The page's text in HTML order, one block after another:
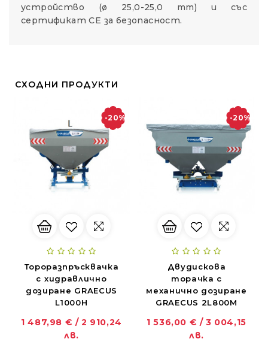
устройство (ø 25,0-25,0 mm) и със
сертификат СЕ за безопасност.
СХОДНИ ПРОДУКТИ
-20%
Тороразпръсквачка
с хидравлично
дозиране GRAECUS
L1000H
1 487,98 € / 2 910,24
лв.
-20%
Двудискова
торачка с
механично дозиране
GRAECUS 2L800M
1 536,00 € / 3 004,15
лв.